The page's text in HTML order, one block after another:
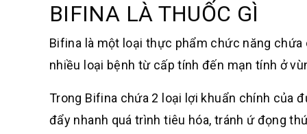
BIFINA LÀ THUỐC GÌ
Bifina là một loại thực phẩm chức năng
nhiều loại bệnh từ cấp tính đến mạn tính ở
Trong Bifina chứa 2 loại lợi khuẩn chính của
đẩy nhanh quá trình tiêu hóa, tránh ứ đọng